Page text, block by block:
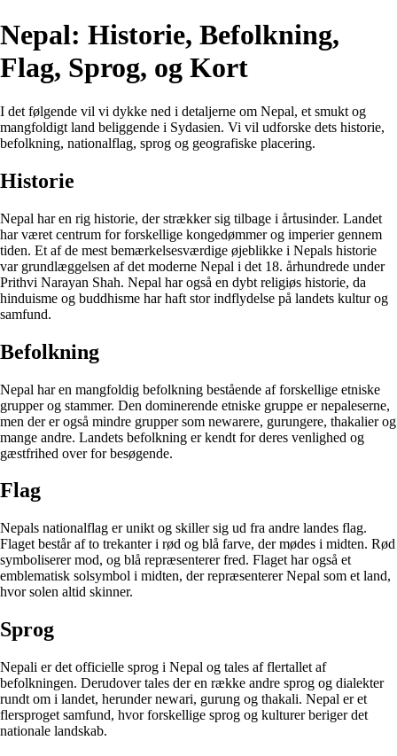
Nepal: Historie, Befolkning,
Flag, Sprog, og Kort
I det følgende vil vi dykke ned i detaljerne om Nepal, et smukt og
mangfoldigt land beliggende i Sydasien. Vi vil udforske dets historie,
befolkning, nationalflag, sprog og geografiske placering.
Historie
Nepal har en rig historie, der strækker sig tilbage i årtusinder. Landet
har været centrum for forskellige kongedømmer og imperier gennem
tiden. Et af de mest bemærkelsesværdige øjeblikke i Nepals historie
var grundlæggelsen af ​​det moderne Nepal i det 18. århundrede under
Prithvi Narayan Shah. Nepal har også en dybt religiøs historie, da
hinduisme og buddhisme har haft stor indflydelse på landets kultur og
samfund.
Befolkning
Nepal har en mangfoldig befolkning bestående af forskellige etniske
grupper og stammer. Den dominerende etniske gruppe er nepaleserne,
men der er også mindre grupper som newarere, gurungere, thakalier og
mange andre. Landets befolkning er kendt for deres venlighed og
gæstfrihed over for besøgende.
Flag
Nepals nationalflag er unikt og skiller sig ud fra andre landes flag.
Flaget består af to trekanter i rød og blå farve, der mødes i midten. Rød
symboliserer mod, og blå repræsenterer fred. Flaget har også et
emblematisk solsymbol i midten, der repræsenterer Nepal som et land,
hvor solen altid skinner.
Sprog
Nepali er det officielle sprog i Nepal og tales af flertallet af
befolkningen. Derudover tales der en række andre sprog og dialekter
rundt om i landet, herunder newari, gurung og thakali. Nepal er et
flersproget samfund, hvor forskellige sprog og kulturer beriger det
nationale landskab.